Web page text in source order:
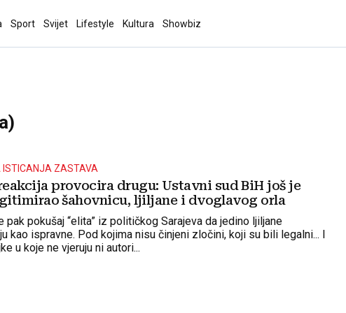
Sport Svijet Lifestyle Kultura Showbiz
ISTICANJA ZASTAVA
provocira drugu: Ustavni sud BiH još je
šahovnicu, ljiljane i dvoglavog orla
pak pokušaj “elita” iz političkog Sarajeva da jedino ljiljane
kao ispravne. Pod kojima nisu činjeni zločini, koji su bili legalni... I
u koje ne vjeruju ni autori...